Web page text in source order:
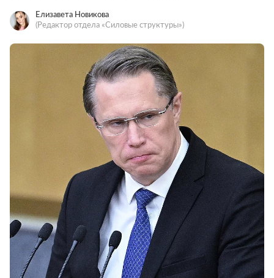
Елизавета Новикова
(Редактор отдела «Силовые структуры»)